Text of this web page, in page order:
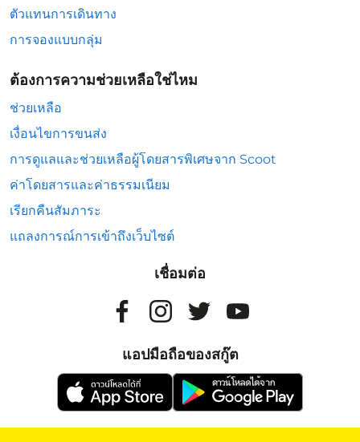
ตัวแทนการเดินทาง
การจองแบบกลุ่ม
ต้องการความช่วยเหลือใช่ไหม
ช่วยเหลือ
เงื่อนไขการขนส่ง
การดูแลและช่วยเหลือผู้โดยสารพิเศษจาก Scoot
ค่าโดยสารและค่าธรรมเนียม
เรียกคืนสัมภาระ
แถลงการณ์การเข้าถึงเว็บไซต์
เชื่อมต่อ
แอปมือถือของสกู๊ต